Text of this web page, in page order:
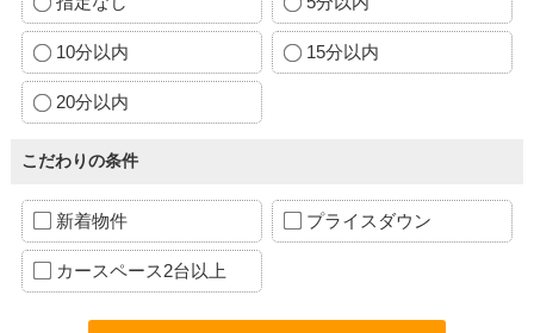
10分以内 15分以内
20分以内
こだわりの条件
新着物件 プライスダウン
カースペース2台以上